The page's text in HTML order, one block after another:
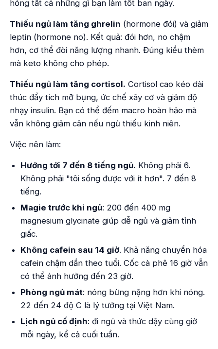
hỏng tất cả những gì bạn làm tốt ban ngày.
Thiếu ngủ làm tăng ghrelin (hormone đói) và giảm
leptin (hormone no). Kết quả: đói hơn, no chậm
hơn, cơ thể đòi năng lượng nhanh. Đúng kiểu thèm
mà keto không cho phép.
Thiếu ngủ làm tăng cortisol. Cortisol cao kéo dài
thúc đẩy tích mỡ bụng, ức chế xây cơ và giảm độ
nhạy insulin. Bạn có thể đếm macro hoàn hảo mà
vẫn không giảm cân nếu ngủ thiếu kinh niên.
Việc nên làm:
Hướng tới 7 đến 8 tiếng ngủ. Không phải 6.
Không phải "tôi sống được với ít hơn". 7 đến 8
tiếng.
Magie trước khi ngủ: 200 đến 400 mg
magnesium glycinate giúp dễ ngủ và giảm tỉnh
giấc.
Không cafein sau 14 giờ. Khả năng chuyển hóa
cafein chậm dần theo tuổi. Cốc cà phê 16 giờ vẫn
có thể ảnh hưởng đến 23 giờ.
Phòng ngủ mát: nóng bừng nặng hơn khi nóng.
22 đến 24 độ C là lý tưởng tại Việt Nam.
Lịch ngủ cố định: đi ngủ và thức dậy cùng giờ
mỗi ngày, kể cả cuối tuần.